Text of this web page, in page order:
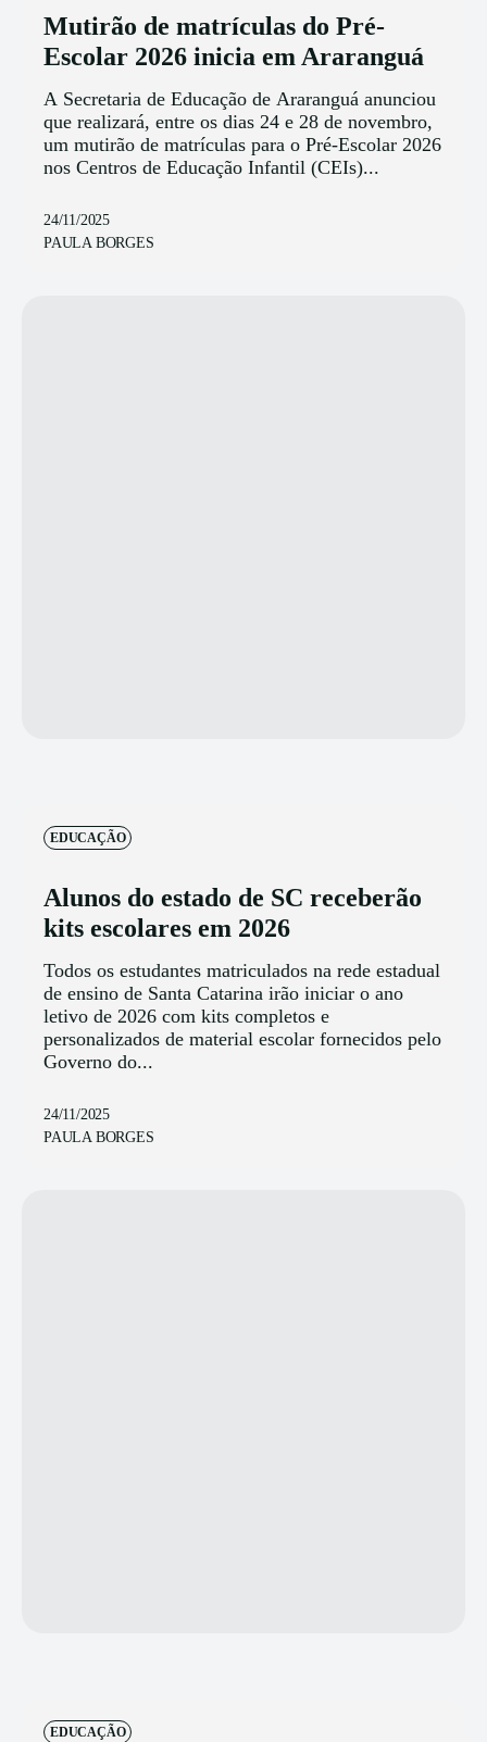
Mutirão de matrículas do Pré-
Escolar 2026 inicia em Araranguá
A Secretaria de Educação de Araranguá anunciou
que realizará, entre os dias 24 e 28 de novembro,
um mutirão de matrículas para o Pré-Escolar 2026
nos Centros de Educação Infantil (CEIs)...
24/11/2025
PAULA BORGES
EDUCAÇÃO
Alunos do estado de SC receberão
kits escolares em 2026
Todos os estudantes matriculados na rede estadual
de ensino de Santa Catarina irão iniciar o ano
letivo de 2026 com kits completos e
personalizados de material escolar fornecidos pelo
Governo do...
24/11/2025
PAULA BORGES
EDUCAÇÃO